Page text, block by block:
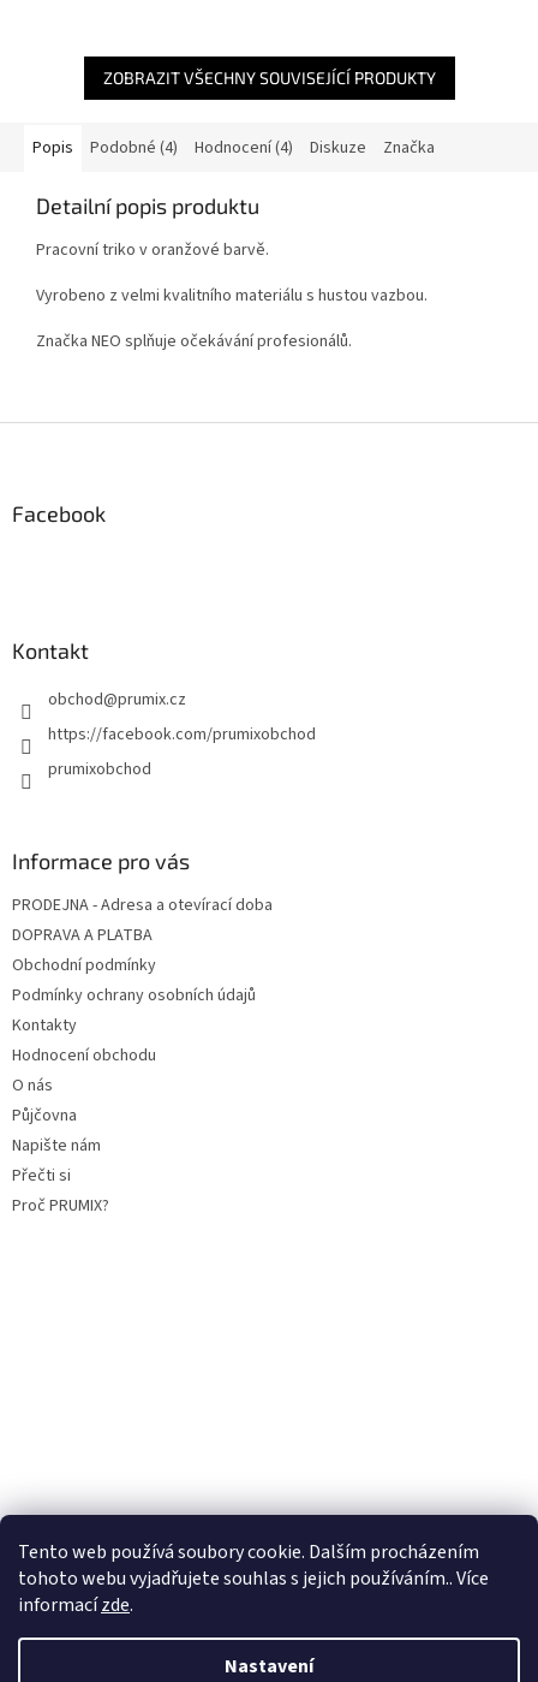
Tento web používá soubory cookie. Dalším procházením
tohoto webu vyjadřujete souhlas s jejich používáním.. Více
informacízde.
Nastavení
ZOBRAZIT VŠECHNY SOUVISEJÍCÍ PRODUKTY
Popis Podobné (4) Hodnocení (4) Diskuze Značka
Detailní popis produktu
Pracovní triko v oranžové barvě.
Vyrobeno z velmi kvalitního materiálu s hustou vazbou.
Značka NEO splňuje očekávání profesionálů.
Facebook
Kontakt
obchod@prumix.cz
https://facebook.com/prumixobchod
prumixobchod
Informace pro vás
PRODEJNA - Adresa a otevírací doba
DOPRAVA A PLATBA
Obchodní podmínky
Podmínky ochrany osobních údajů
Kontakty
Hodnocení obchodu
O nás
Půjčovna
Napište nám
Přečti si
Proč PRUMIX?